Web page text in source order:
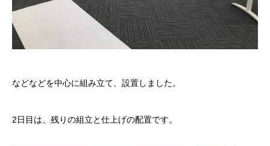
などなどを中心に組み立て、設置しました。
2日目は、残りの組立と仕上げの配置です。